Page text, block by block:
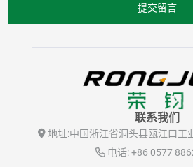
提交留言
联系我们
地址:中国浙江省洞头县瓯江口工
电话: +86 0577